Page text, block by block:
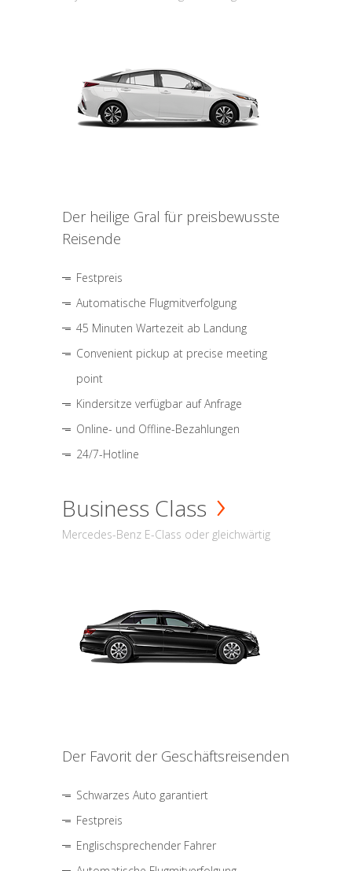
Der heilige Gral für preisbewusste
Reisende
Festpreis
Automatische Flugmitverfolgung
45 Minuten Wartezeit ab Landung
Convenient pickup at precise meeting
point
Kindersitze verfügbar auf Anfrage
Online- und Offline-Bezahlungen
24/7-Hotline
Business Class
Mercedes-Benz E-Class oder gleichwärtig
Der Favorit der Geschäftsreisenden
Schwarzes Auto garantiert
Festpreis
Englischsprechender Fahrer